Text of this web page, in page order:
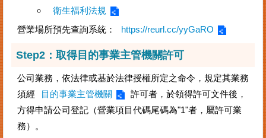
題
網
常
問
答
衛生福利法規
營業場所預先查詢系統：
https://reurl.cc/yyGaRO
Step2：取得目的事業主管機關許可
公司業務，依法律或基於法律授權所定之命令，規定其業務
須經
目的事業主管機關
許可者，於領得許可文件後，
方得申請公司登記（營業項目代碼尾碼為"1"者，屬許可業
務）。